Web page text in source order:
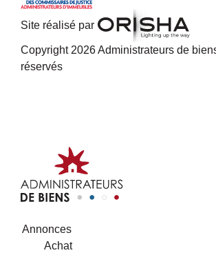
Site réalisé par
Copyright 2026 Administrateurs de
réservés
Annonces
Achat